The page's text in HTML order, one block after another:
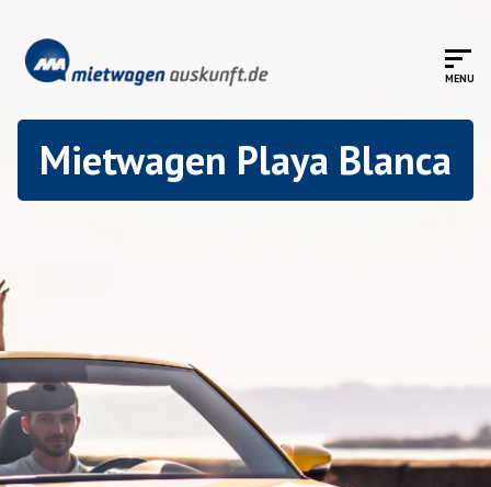
Mietwagen Playa Blanca